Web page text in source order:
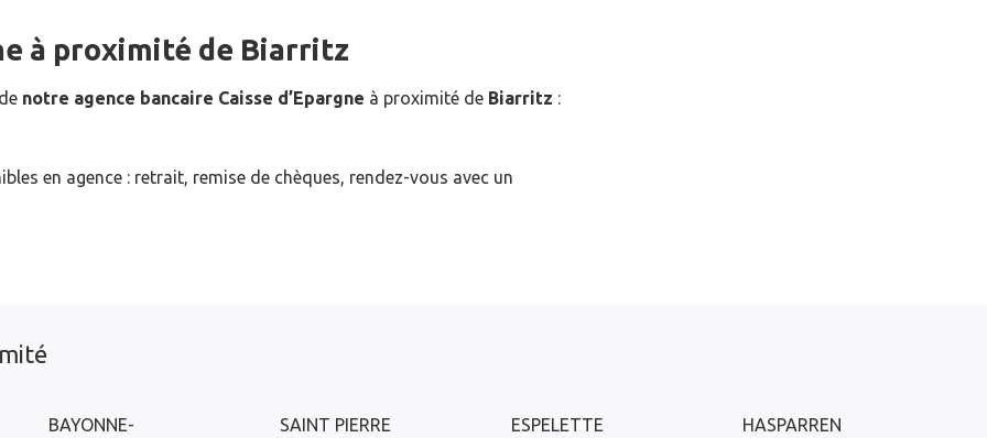
à proximité de Biarritz
notre agence bancaire Caisse d’Epargne à proximité de Biarritz :
en agence : retrait, remise de chèques, rendez-vous avec un
BAYONNE-
SAINT PIERRE
ESPELETTE HASPARREN